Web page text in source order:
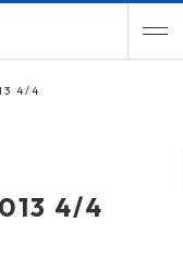
4/4
4/4